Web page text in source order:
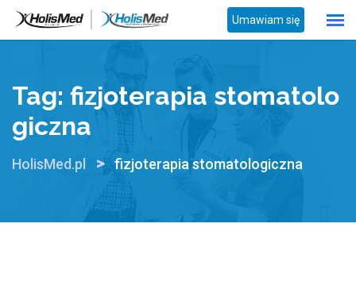
Skip
Umawiam się
Tag: fizjoterapia stomatolo
giczna
HolisMed.pl > fizjoterapia stomatologiczna